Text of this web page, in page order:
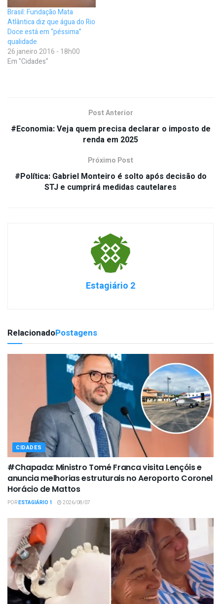
Brasil: Fundação Mata
Atlântica diz que água do Rio
Doce está em “péssima”
qualidade
26 janeiro 2016 - 18h00
Em "Cidades"
Post Anterior
#Economia: Veja quem precisa declarar o imposto de
renda em 2025
Próximo Post
#Política: Gabriel Monteiro é solto após decisão do
STJ e cumprirá medidas cautelares
Estagiário 2
RelacionadoPostagens
CIDADES
#Chapada: Ministro Tomé Franca visita Lençóis e
anuncia melhorias estruturais no Aeroporto Coronel
Horácio de Mattos
PORESTAGIÁRIO 1 2026/08/07